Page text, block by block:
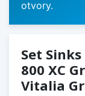
otvory.
Set
800 XC
Vitalia